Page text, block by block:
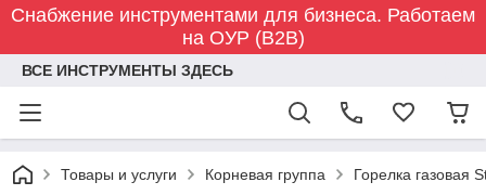
Снабжение инструментами для бизнеса. Работаем
на ОУР (B2B)
ВСЕ ИНСТРУМЕНТЫ ЗДЕСЬ
Товары и услуги Корневая группа Горелка газовая